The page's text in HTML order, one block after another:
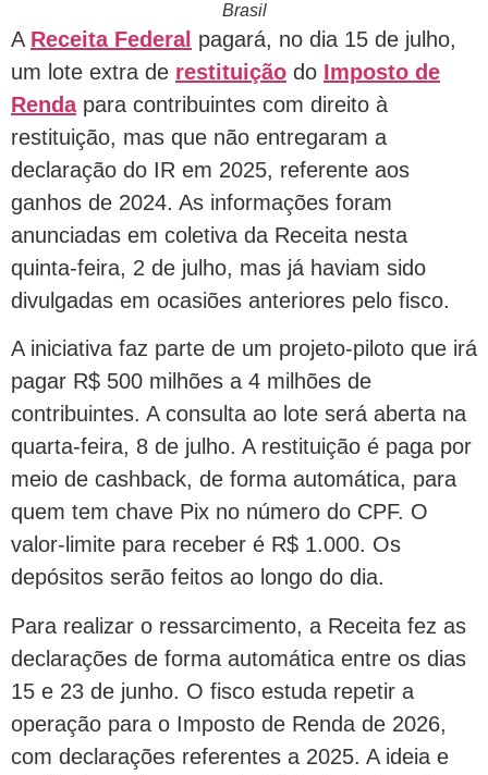
Brasil
A Receita Federal pagará, no dia 15 de julho,
um lote extra de restituição do Imposto de
Rendapara contribuintes com direito à
restituição, mas que não entregaram a
declaração do IR em 2025, referente aos
ganhos de 2024. As informações foram
anunciadas em coletiva da Receita nesta
quinta-feira, 2 de julho, mas já haviam sido
divulgadas em ocasiões anteriores pelo fisco.
A iniciativa faz parte de um projeto-piloto que irá
pagar R$ 500 milhões a 4 milhões de
contribuintes. A consulta ao lote será aberta na
quarta-feira, 8 de julho. A restituição é paga por
meio de cashback, de forma automática, para
quem tem chave Pix no número do CPF. O
valor-limite para receber é R$ 1.000. Os
depósitos serão feitos ao longo do dia.
Para realizar o ressarcimento, a Receita fez as
declarações de forma automática entre os dias
15 e 23 de junho. O fisco estuda repetir a
operação para o Imposto de Renda de 2026,
com declarações referentes a 2025. A ideia e